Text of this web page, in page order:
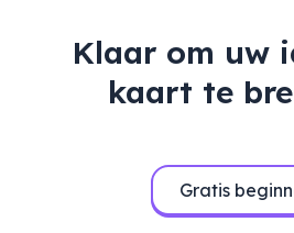
Klaar om uw
kaart te
Gratis